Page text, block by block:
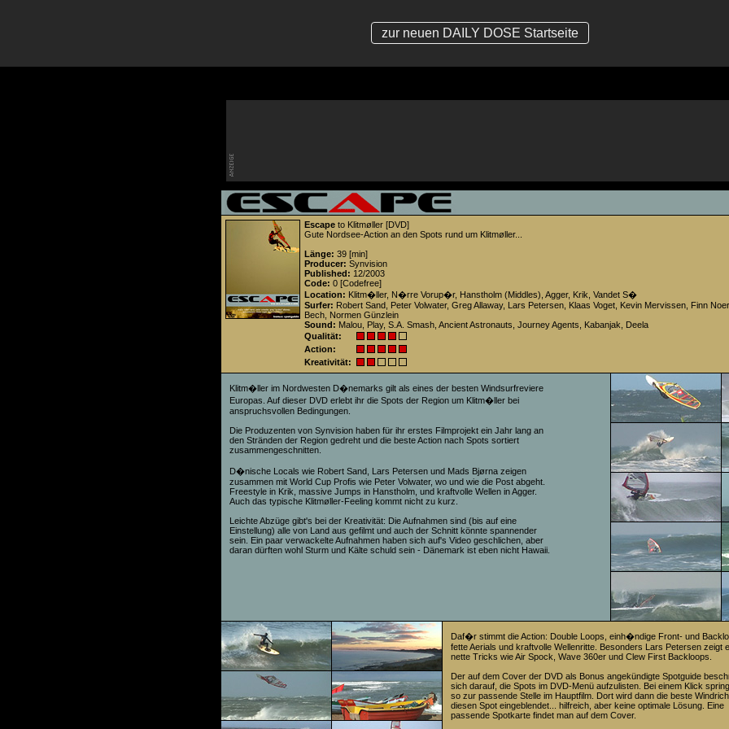
zur neuen DAILY DOSE Startseite
Escapeto Klitmøller [DVD]
Gute Nordsee-Action an den Spots rund um Klitmøller...
Länge: 39 [min]
Producer: Synvision
Published: 12/2003
Code: 0 [Codefree]
Location: Klitm�ller, N�rre Vorup�r, Hanstholm (Middles), Agger, Krik, Vandet S�
Surfer: Robert Sand, Peter Volwater, Greg Allaway, Lars Petersen, Klaas Voget, Kevin Mervissen, Finn
Bech, Normen Günzlein
Sound: Malou, Play, S.A. Smash, Ancient Astronauts, Journey Agents, Kabanjak, Deela
Qualität:
Action:
Kreativität:
Klitm�ller im Nordwesten D�nemarks gilt als eines der besten Windsurfreviere
Europas. Auf dieser DVD erlebt ihr die Spots der Region um Klitm�ller bei
anspruchsvollen Bedingungen.
Die Produzenten von Synvision haben für ihr erstes Filmprojekt ein Jahr lang an
den Stränden der Region gedreht und die beste Action nach Spots sortiert
zusammengeschnitten.
D�nische Locals wie Robert Sand, Lars Petersen und Mads Bjørna zeigen
zusammen mit World Cup Profis wie Peter Volwater, wo und wie die Post abgeht.
Freestyle in Krik, massive Jumps in Hanstholm, und kraftvolle Wellen in Agger.
Auch das typische Klitmøller-Feeling kommt nicht zu kurz.
Leichte Abzüge gibt's bei der Kreativität: Die Aufnahmen sind (bis auf eine
Einstellung) alle von Land aus gefilmt und auch der Schnitt könnte spannender
sein. Ein paar verwackelte Aufnahmen haben sich auf's Video geschlichen, aber
daran dürften wohl Sturm und Kälte schuld sein - Dänemark ist eben nicht Hawaii.
Daf�r stimmt die Action: Double Loops, einh�ndige Front- und
fette Aerials und kraftvolle Wellenritte. Besonders Lars Petersen zeigt
nette Tricks wie Air Spock, Wave 360er und Clew First Backloops.
Der auf dem Cover der DVD als Bonus angekündigte Spotguide
sich darauf, die Spots im DVD-Menü aufzulisten. Bei einem Klick
so zur passende Stelle im Hauptfilm. Dort wird dann die beste
diesen Spot eingeblendet... hilfreich, aber keine optimale Lösung. Eine
passende Spotkarte findet man auf dem Cover.